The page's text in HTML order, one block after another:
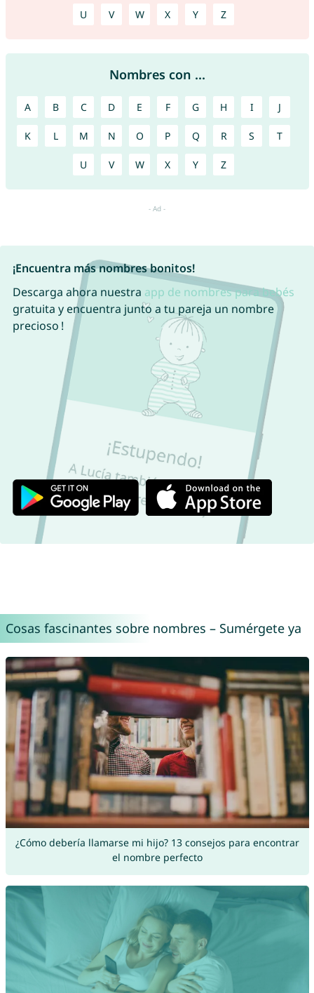
U V W X Y Z
Nombres con ...
A B C D E F G H I J
K L M N O P Q R S T
U V W X Y Z
¡Encuentra más nombres bonitos!
Descarga ahora nuestra app de nombres para bebés
gratuita y encuentra junto a tu pareja un nombre
precioso !
Cosas fascinantes sobre nombres – Sumérgete ya
¿Cómo debería llamarse mi hijo? 13 consejos para encontrar
el nombre perfecto